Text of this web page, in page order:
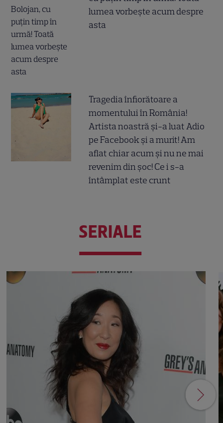
lumea vorbește acum despre
asta
Tragedia înfiorătoare a
momentului în România!
Artista noastră și-a luat Adio
pe Facebook și a murit! Am
aflat chiar acum și nu ne mai
revenim din șoc! Ce i s-a
întâmplat este crunt
SERIALE